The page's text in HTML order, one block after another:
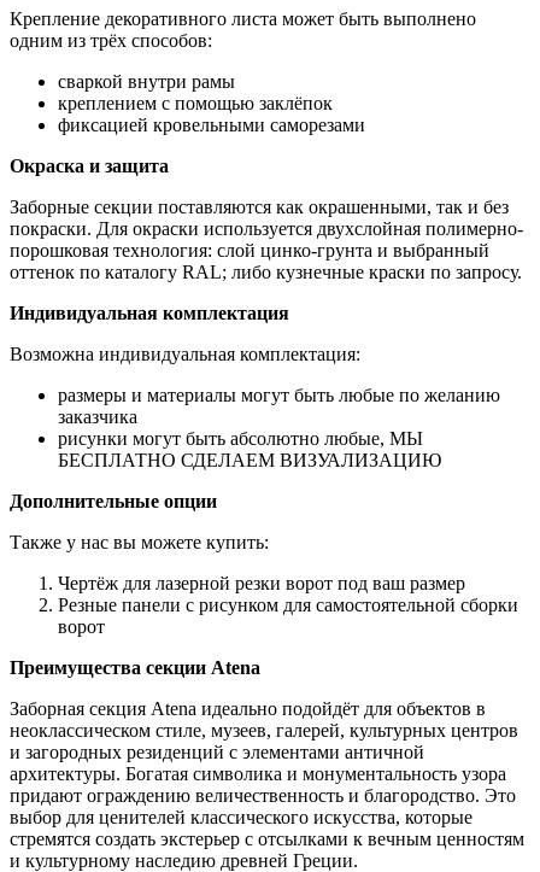
Крепление декоративного листа может быть выполнено
одним из трёх способов:
сваркой внутри рамы
креплением с помощью заклёпок
фиксацией кровельными саморезами
Окраска и защита
Заборные секции поставляются как окрашенными, так и без
покраски. Для окраски используется двухслойная полимерно-
порошковая технология: слой цинко-грунта и выбранный
оттенок по каталогу RAL; либо кузнечные краски по запросу.
Индивидуальная комплектация
Возможна индивидуальная комплектация:
размеры и материалы могут быть любые по желанию
заказчика
рисунки могут быть абсолютно любые, МЫ
БЕСПЛАТНО СДЕЛАЕМ ВИЗУАЛИЗАЦИЮ
Дополнительные опции
Также у нас вы можете купить:
Чертёж для лазерной резки ворот под ваш размер
Резные панели с рисунком для самостоятельной сборки
ворот
Преимущества секции Atena
Заборная секция Atena идеально подойдёт для объектов в
неоклассическом стиле, музеев, галерей, культурных центров
и загородных резиденций с элементами античной
архитектуры. Богатая символика и монументальность узора
придают ограждению величественность и благородство. Это
выбор для ценителей классического искусства, которые
стремятся создать экстерьер с отсылками к вечным ценностям
и культурному наследию древней Греции.